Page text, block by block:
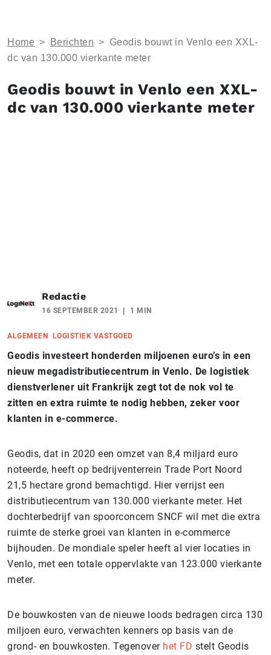
Home > Berichten > Geodis bouwt in Venlo een XXL-
dc van 130.000 vierkante meter
Geodis bouwt in Venlo een XXL-
dc van 130.000 vierkante meter
Redactie
16 SEPTEMBER 2021 1 MIN
ALGEMEEN LOGISTIEK VASTGOED
Geodis investeert honderden miljoenen euro’s in een
nieuw megadistributiecentrum in Venlo. De logistiek
dienstverlener uit Frankrijk zegt tot de nok vol te
zitten en extra ruimte te nodig hebben, zeker voor
klanten in e-commerce.
Geodis, dat in 2020 een omzet van 8,4 miljard euro
noteerde, heeft op bedrijventerrein Trade Port Noord
21,5 hectare grond bemachtigd. Hier verrijst een
distributiecentrum van 130.000 vierkante meter. Het
dochterbedrijf van spoorconcern SNCF wil met die extra
ruimte de sterke groei van klanten in e-commerce
bijhouden. De mondiale speler heeft al vier locaties in
Venlo, met een totale oppervlakte van 123.000 vierkante
meter.
De bouwkosten van de nieuwe loods bedragen circa 130
miljoen euro, verwachten kenners op basis van de
grond- en bouwkosten. Tegenover het FD stelt Geodis